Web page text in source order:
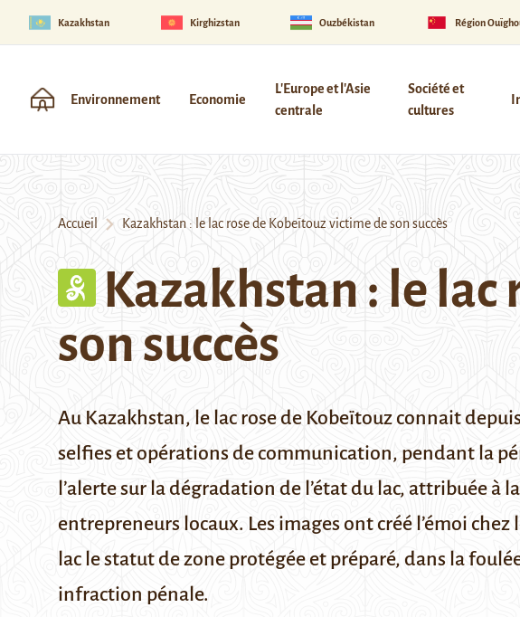
Kazakhstan Kirghizstan Ouzbékistan Région
Environnement Economie
L'Europe et l'Asie
centrale
Société et
cultures
Accueil Kazakhstan : le lac rose de Kobeïtouz victime de son succès
Kazakhstan : le
son succès
Au Kazakhstan, le lac rose de Kobeïtouz connait
selfies et opérations de communication, pendant la
l’alerte sur la dégradation de l’état du lac, attribuée à
entrepreneurs locaux. Les images ont créé l’émoi
lac le statut de zone protégée et préparé, dans la
infraction pénale.